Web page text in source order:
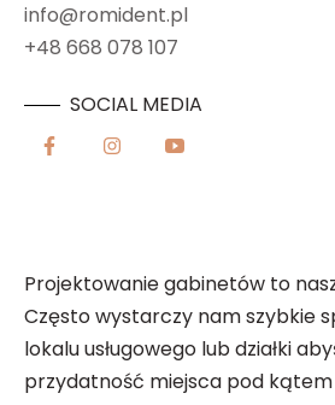
info@romident.pl
+48 668 078 107
SOCIAL MEDIA
Projektowanie gabinetów to
Często wystarczy nam szybkie
lokalu usługowego lub działki
przydatność miejsca pod